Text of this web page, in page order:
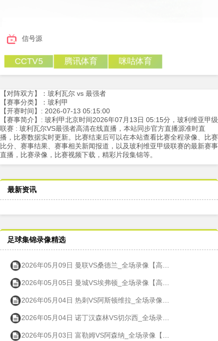
信号源
CCTV5 腾讯体育 咪咕体育
【对阵双方】：玻利瓦尔 vs 最强者
【赛事分类】：玻利甲
【开赛时间】: 2026-07-13 05:15:00
【赛事简介】: 玻利甲北京时间2026年07月13日 05:15分，玻利维亚甲级
联赛 : 玻利瓦尔VS最强者高清在线直播，本站同步官方直播源准时直
播，比赛数据实时更新。比赛结束后可以在本站查看比赛全程录像、比赛
比分、赛事结果、赛事相关新闻报道，以及玻利维亚甲级联赛的最新赛事
直播，比赛录像，比赛视频下载，精彩片段集锦等。
最新资讯
足球集锦录像精选
2026年05月09日 曼联VS桑德兰_全场录像【高清回放】
2026年05月05日 曼城VS埃弗顿_全场录像【高清回放】
2026年05月04日 热刺VS阿斯顿维拉_全场录像【高清回放】
2026年05月04日 诺丁汉森林VS切尔西_全场录像【高清回放】
2026年05月03日 富勒姆VS阿森纳_全场录像【高清回放】